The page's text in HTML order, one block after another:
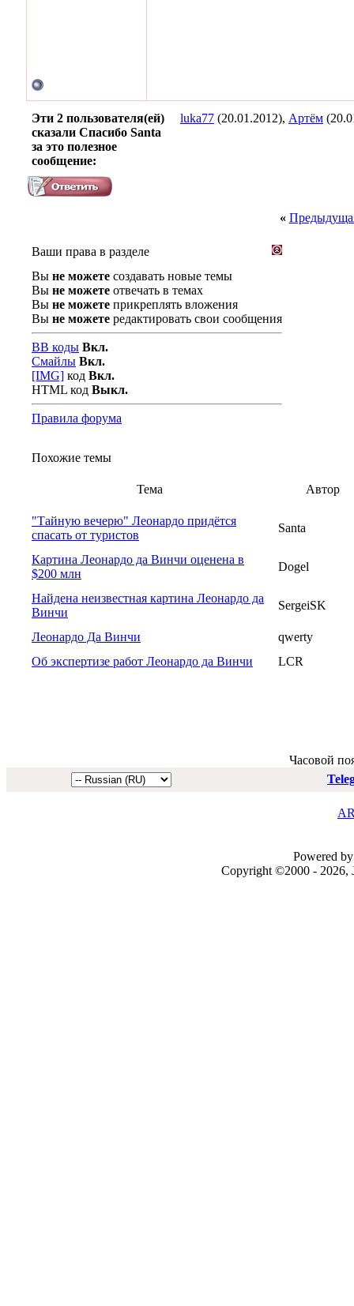
Эти 2 пользователя(ей)
сказали Спасибо Santa
за это полезное
сообщение:
luka77 (20.01.2012), Артём
«
Ваши права в разделе
Вы не можете создавать новые темы
Вы не можете отвечать в темах
Вы не можете прикреплять вложения
Вы не можете редактировать свои сообщения
BB коды Вкл.
Смайлы Вкл.
[IMG] код Вкл.
HTML код Выкл.
Правила форума
Похожие темы
Тема Автор
"Тайную вечерю" Леонардо придётся
спасать от туристов
Santa
Картина Леонардо да Винчи оценена в
$200 млн
Dogel
Найдена неизвестная картина Леонардо да
Винчи
SergeiSK
Леонардо Да Винчи
qwerty
Об экспертизе работ Леонардо да Винчи
LCR
Часовой
Powered
Copyright ©2000 - 2026,